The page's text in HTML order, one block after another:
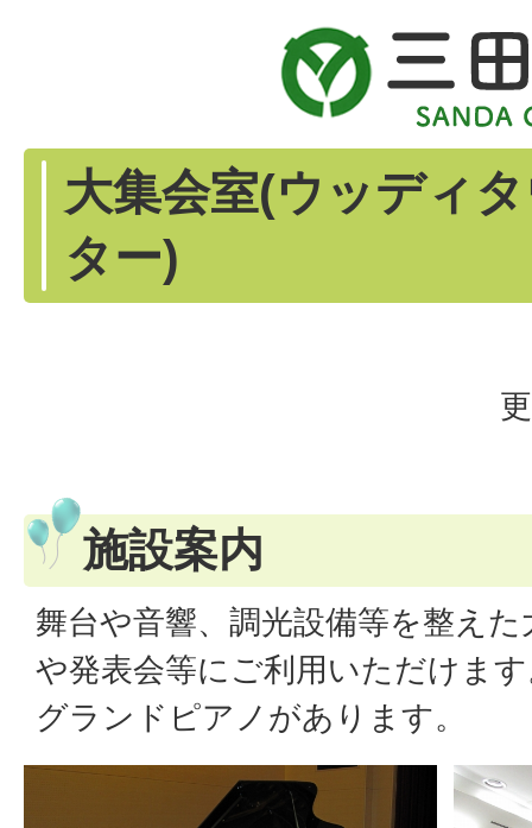
大集会室(ウッディ
ター)
施設案内
舞台や音響、調光設備等を整え
や発表会等にご利用いただけま
グランドピアノがあります。